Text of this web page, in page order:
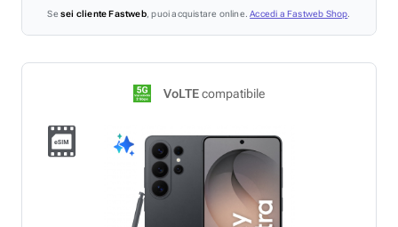
Sesei cliente Fastweb, puoi acquistare online.Accedi a Fastweb Shop
VoLTEcompatibile